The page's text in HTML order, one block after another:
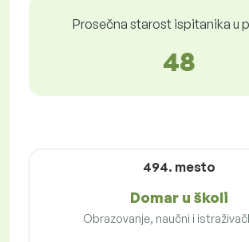
Prosečna starost ispitanika u
48
494. mesto
Domar u školi
Obrazovanje, naučni i